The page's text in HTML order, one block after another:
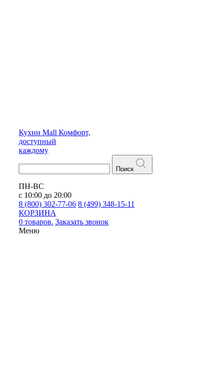
Кухни Mall Комфорт,
доступный
каждому
Поиск
ПН-ВС
с 10:00 до 20:00
8 (800) 302-77-06 8 (499) 348-15-11
КОРЗИНА
0 товаров. Заказать звонок
Меню